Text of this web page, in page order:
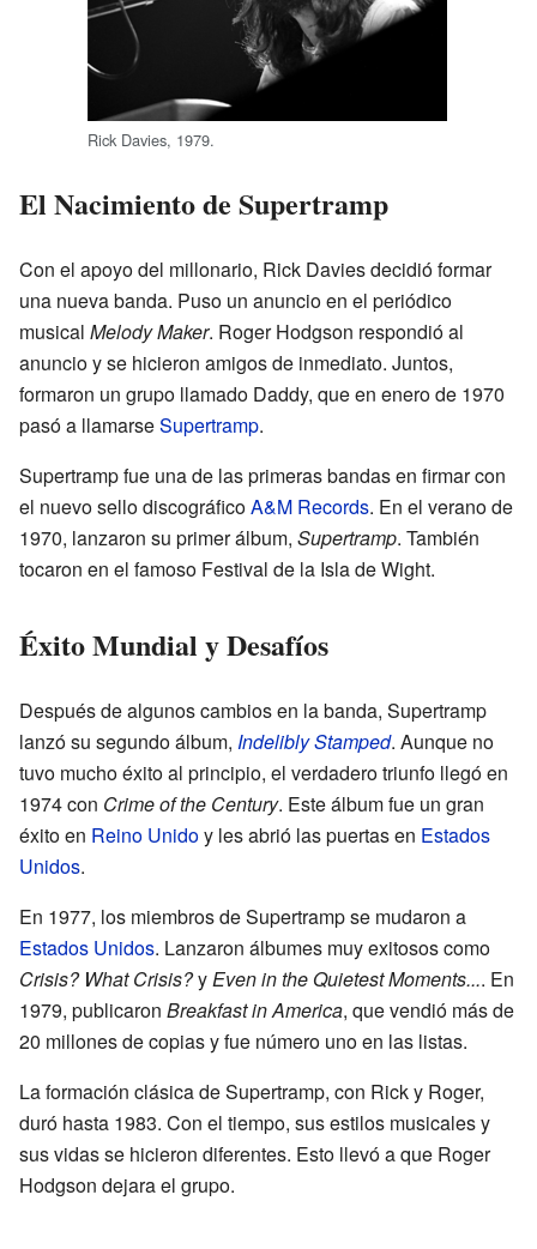
Rick Davies, 1979.
El Nacimiento de Supertramp
Con el apoyo del millonario, Rick Davies decidió formar
una nueva banda. Puso un anuncio en el periódico
musical Melody Maker. Roger Hodgson respondió al
anuncio y se hicieron amigos de inmediato. Juntos,
formaron un grupo llamado Daddy, que en enero de 1970
pasó a llamarseSupertramp.
Supertramp fue una de las primeras bandas en firmar con
el nuevo sello discográficoA&M Records. En el verano de
1970, lanzaron su primer álbum, Supertramp. También
tocaron en el famoso Festival de la Isla de Wight.
Éxito Mundial y Desafíos
Después de algunos cambios en la banda, Supertramp
lanzó su segundo álbum, Indelibly Stamped. Aunque no
tuvo mucho éxito al principio, el verdadero triunfo llegó en
1974 con Crime of the Century. Este álbum fue un gran
éxito en Reino Unidoy les abrió las puertas en Estados
Unidos.
En 1977, los miembros de Supertramp se mudaron a
Estados Unidos. Lanzaron álbumes muy exitosos como
Crisis? What Crisis?yEven in the Quietest Moments.... En
1979, publicaron Breakfast in America, que vendió más de
20 millones de copias y fue número uno en las listas.
La formación clásica de Supertramp, con Rick y Roger,
duró hasta 1983. Con el tiempo, sus estilos musicales y
sus vidas se hicieron diferentes. Esto llevó a que Roger
Hodgson dejara el grupo.